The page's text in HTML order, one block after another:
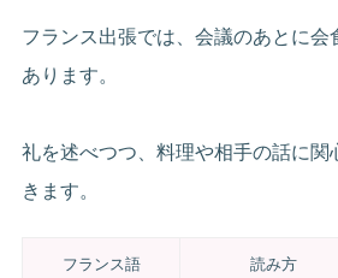
フランス出張では、会議のあとに会
あります。
礼を述べつつ、料理や相手の話に関
きます。
フランス語 読み方